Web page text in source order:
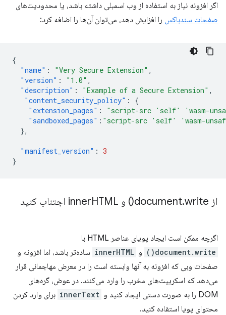
اگر افزونه نیاز به استفاده از وب اسمبلی داشته باشد، یا محدودیت‌های
صفحات سندباکس را افزایش دهد، می‌توان آن‌ها را اضافه کرد:
{
"name" : "Very Secure Extension" ,
"version" : "1.0" ,
"description" : "Example of a Secure Extension" ,
"content_security_policy" :
{
"extension_pages" :
"script-src 'self' 'wasm-
"sandboxed_pages" : "script-src 'self' 'wasm-
},
"manifest_version" : 3
}
از document .write( ) و inner HTML اجتناب کنید
اگرچه ممکن است ایجاد پویای عناصر HTML با
document.write() و innerHTML ساده‌تر باشد، اما افزونه و
صفحات وبی که افزونه به آنها وابسته است را در معرض مهاجمانی قرار
می‌دهد که اسکریپت‌های مخرب را وارد می‌کنند. در عوض، گره‌های
DOM را به صورت دستی ایجاد کنید و
innerText برای وارد کردن
محتوای پویا استفاده کنید.